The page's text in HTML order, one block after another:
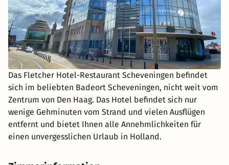
Das Fletcher Hotel-Restaurant Scheveningen befindet
sich im beliebten Badeort Scheveningen, nicht weit vom
Zentrum von Den Haag. Das Hotel befindet sich nur
wenige Gehminuten vom Strand und vielen Ausflügen
entfernt und bietet Ihnen alle Annehmlichkeiten für
einen unvergesslichen Urlaub in Holland.